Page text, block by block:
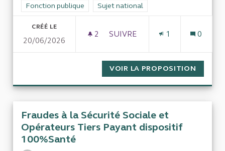
Filtrer les résultats de la catégorie : Fonction publique
Fonction publique Filtrer les résultats pour le secteur :
Sujet national
CRÉÉ LE
20/06/2026
2 2 ABONNÉS
SUIVRE
1 0
VOIR LA PROPOSITION
Fraudes à la Sécurité Sociale et
Opérateurs Tiers Payant dispositif
100%Santé